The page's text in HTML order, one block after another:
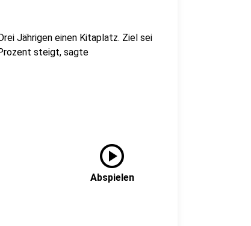
Jährigen einen Kitaplatz. Ziel sei
steigt, sagte
play_circle
Abspielen